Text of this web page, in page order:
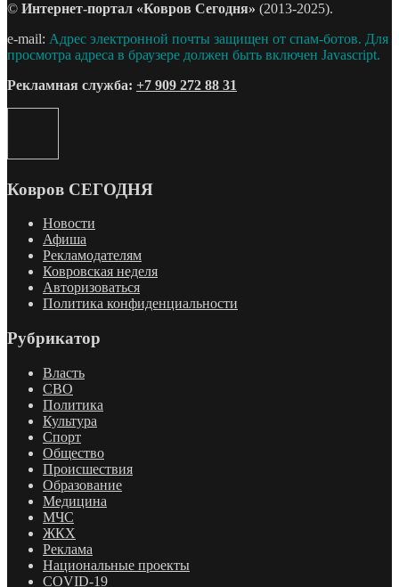
© Интернет-портал «Ковров Сегодня» (2013-2025).
e-mail: Адрес электронной почты защищен от спам-ботов. Для
просмотра адреса в браузере должен быть включен Javascript.
Рекламная служба: +7 909 272 88 31
Ковров СЕГОДНЯ
Новости
Афиша
Рекламодателям
Ковровская неделя
Авторизоваться
Политика конфиденциальности
Рубрикатор
Власть
СВО
Политика
Культура
Спорт
Общество
Происшествия
Образование
Медицина
МЧС
ЖКХ
Реклама
Национальные проекты
COVID-19